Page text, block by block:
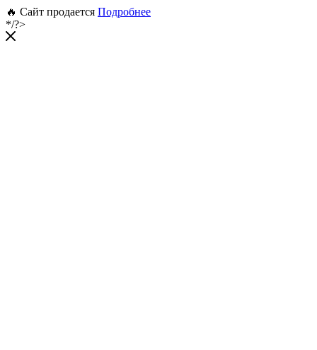
🔥 Сайт продается Подробнее
*/?>